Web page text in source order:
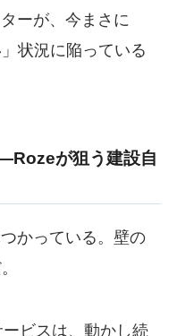
ーが、今まさに
状況に陥っている
が狙う建設自
かっている。壁の
ビスは、動かし続